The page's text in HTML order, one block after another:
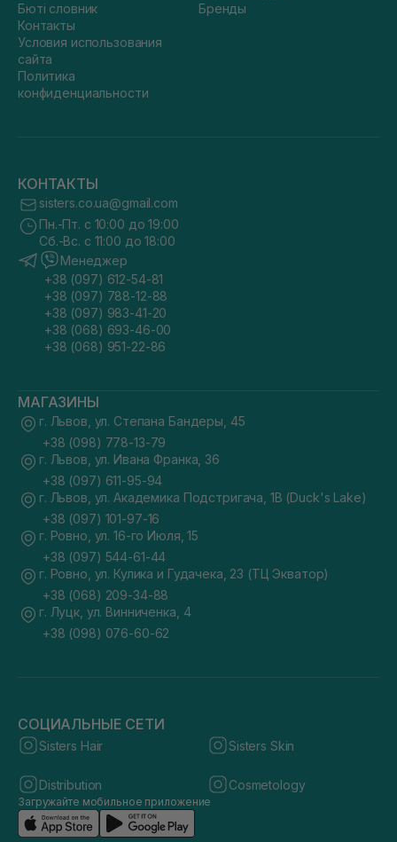
Бюті словник
Контакты
Условия использования
сайта
Политика
конфиденциальности
Бренды
КОНТАКТЫ
sisters.co.ua@gmail.com
Пн.-Пт. с 10:00 до 19:00
Сб.-Вс. с 11:00 до 18:00
Менеджер
+38 (097) 612-54-81
+38 (097) 788-12-88
+38 (097) 983-41-20
+38 (068) 693-46-00
+38 (068) 951-22-86
МАГАЗИНЫ
г. Львов, ул. Степана Бандеры, 45
+38 (098) 778-13-79
г. Львов, ул. Ивана Франка, 36
+38 (097) 611-95-94
г. Львов, ул. Академика Подстригача, 1В (Duck's Lake)
+38 (097) 101-97-16
г. Ровно, ул. 16-го Июля, 15
+38 (097) 544-61-44
г. Ровно, ул. Кулика и Гудачека, 23 (ТЦ Экватор)
+38 (068) 209-34-88
г. Луцк, ул. Винниченка, 4
+38 (098) 076-60-62
СОЦИАЛЬНЫЕ СЕТИ
Sisters Hair Sisters Skin
Distribution Cosmetology
Загружайте мобильное приложение